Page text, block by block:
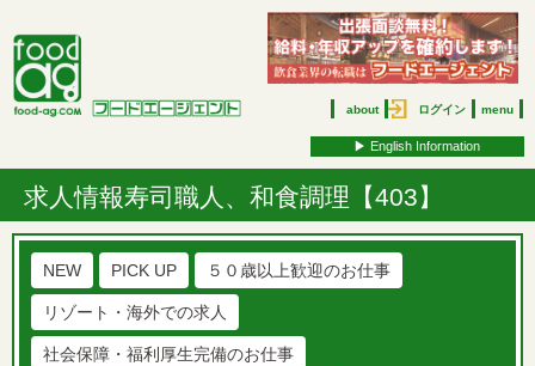
about ログイン menu
▶︎ English Information
求人情報寿司職人、和食調理【403】
NEW PICK UP ５０歳以上歓迎のお仕事
リゾート・海外での求人
社会保障・福利厚生完備のお仕事